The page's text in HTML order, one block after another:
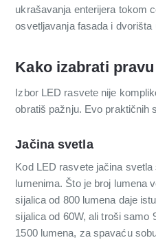
ukrašavanja enterijera tokom
osvetljavanja fasada i dvorišta
Kako izabrati
Izbor LED rasvete nije
obratiš pažnju. Evo praktičnih
Jačina svetla
Kod LED rasvete jačina
lumenima. Što je broj lumena
sijalica od 800 lumena daje
sijalica od 60W, ali troši samo
1500 lumena, za spavaću